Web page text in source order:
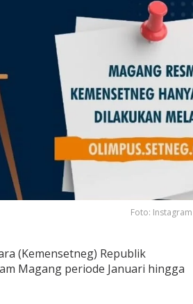
Foto: Instagram
(Kemensetneg) Republik
Magang periode Januari hingga